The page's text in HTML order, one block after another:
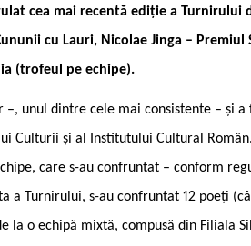
cea mai recentă ediție a Turnirului
cu Lauri, Nicolae Jinga – Premiul
(trofeul pe echipe).
unul dintre cele mai consistente – și a
Culturii și al Institutului Cultural
care s-au confruntat – conform
a Turnirului, s-au confruntat 12 poeți
la o echipă mixtă, compusă din Filiala